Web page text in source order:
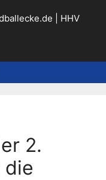
HHV
2.
die